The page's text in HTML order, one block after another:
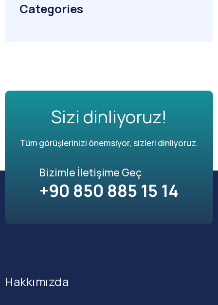
Categories
Sizi dinliyoruz!
Tüm görüşlerinizi önemsiyor, sizleri dinliyoruz.
Bizimle İletişime Geç
+90 850 885 15 14
Hakkımızda